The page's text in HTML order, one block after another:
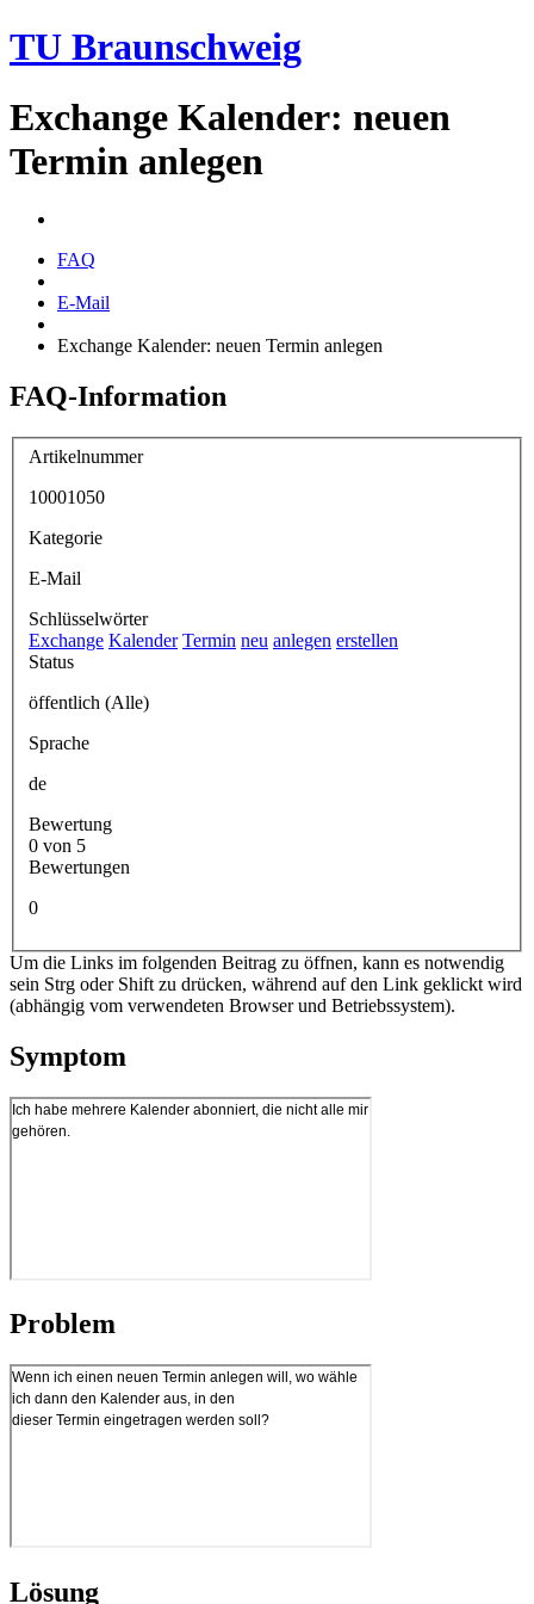
TU Braunschweig
Exchange Kalender: neuen
Termin anlegen
FAQ
E-Mail
Exchange Kalender: neuen Termin anlegen
FAQ-Information
Artikelnummer
10001050
Kategorie
E-Mail
Schlüsselwörter
Exchange Kalender Termin neu anlegen erstellen
Status
öffentlich (Alle)
Sprache
de
Bewertung
0 von 5
Bewertungen
0
Um die Links im folgenden Beitrag zu öffnen, kann es notwendig
sein Strg oder Shift zu drücken, während auf den Link geklickt wird
(abhängig vom verwendeten Browser und Betriebssystem).
Symptom
Problem
Lösung